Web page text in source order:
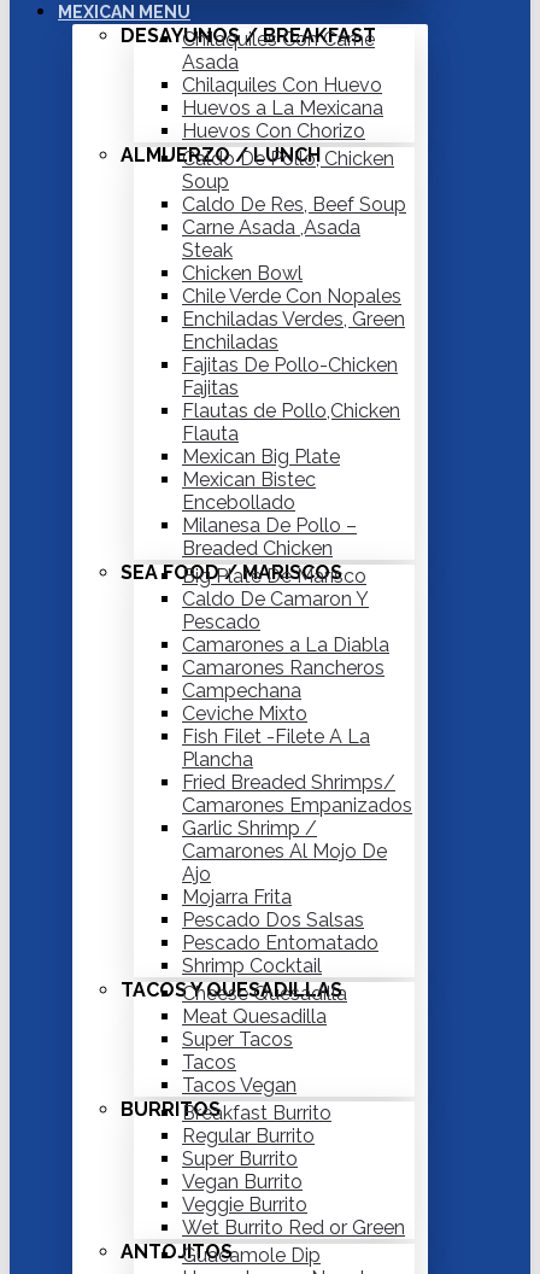
MEXICAN MENU
DESAYUNOS / BREAKFAST
Chilaquiles Con Carne
Asada
Chilaquiles Con Huevo
Huevos a La Mexicana
Huevos Con Chorizo
ALMUERZO / LUNCH
Caldo De Pollo, Chicken
Soup
Caldo De Res, Beef Soup
Carne Asada ,Asada
Steak
Chicken Bowl
Chile Verde Con Nopales
Enchiladas Verdes, Green
Enchiladas
Fajitas De Pollo-Chicken
Fajitas
Flautas de Pollo,Chicken
Flauta
Mexican Big Plate
Mexican Bistec
Encebollado
Milanesa De Pollo –
Breaded Chicken
SEA FOOD / MARISCOS
Big Plate De Marisco
Caldo De Camaron Y
Pescado
Camarones a La Diabla
Camarones Rancheros
Campechana
Ceviche Mixto
Fish Filet -Filete A La
Plancha
Fried Breaded Shrimps/
Camarones Empanizados
Garlic Shrimp /
Camarones Al Mojo De
Ajo
Mojarra Frita
Pescado Dos Salsas
Pescado Entomatado
Shrimp Cocktail
TACOS Y QUESADILLAS
Cheese Quesadilla
Meat Quesadilla
Super Tacos
Tacos
Tacos Vegan
BURRITOSBreakfast Burrito
Regular Burrito
Super Burrito
Vegan Burrito
Veggie Burrito
Wet Burrito Red or Green
ANTOJITOSGuacamole Dip